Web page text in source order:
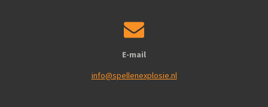
E-mail
info@spellenexplosie.nl